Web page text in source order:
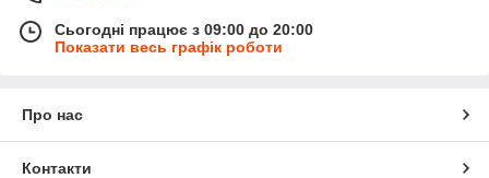
Сьогодні працює з 09:00 до 20:00
Показати весь графік роботи
Про нас
Контакти